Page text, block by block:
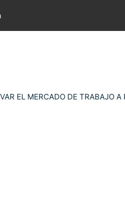
EL MERCADO DE TRABAJO